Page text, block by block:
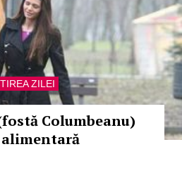
ZILEI
Columbeanu)